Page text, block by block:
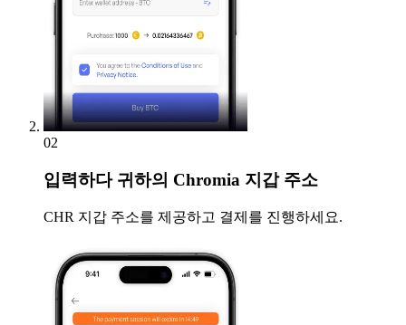
02
입력하다귀하의 Chromia 지갑 주소
CHR 지갑 주소를 제공하고 결제를 진행하세요.